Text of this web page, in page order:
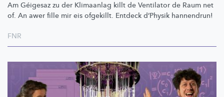
Am Géigesaz zu der Klimaanlag killt de Ventilator de Raum net
of. An awer fille mir eis ofgekillt. Entdeck d’Physik hannendrun!
FNR